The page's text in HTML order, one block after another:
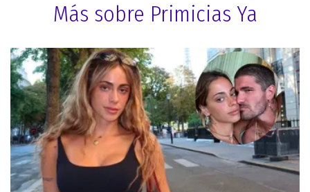
Más sobre Primicias Ya